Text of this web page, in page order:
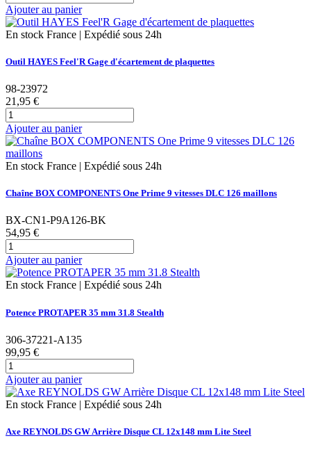
Ajouter au panier
En stock France | Expédié sous 24h
Outil HAYES Feel'R Gage d'écartement de plaquettes
98-23972
21,95 €
Ajouter au panier
En stock France | Expédié sous 24h
Chaîne BOX COMPONENTS One Prime 9 vitesses DLC 126 maillons
BX-CN1-P9A126-BK
54,95 €
Ajouter au panier
En stock France | Expédié sous 24h
Potence PROTAPER 35 mm 31.8 Stealth
306-37221-A135
99,95 €
Ajouter au panier
En stock France | Expédié sous 24h
Axe REYNOLDS GW Arrière Disque CL 12x148 mm Lite Steel